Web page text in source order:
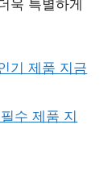
욱 특별하게
기 제품 지금
수 제품 지